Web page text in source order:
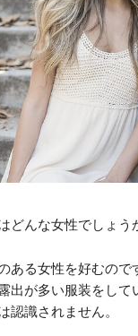
どんな女性でしょう
ある女性を好むので
出が多い服装をして
認識されません。